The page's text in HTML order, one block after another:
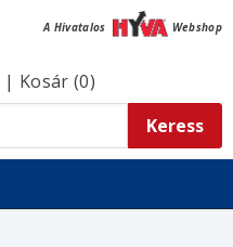
A Hivatalos Webshop
| Kosár (0)